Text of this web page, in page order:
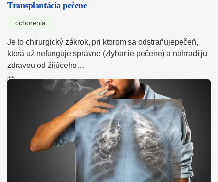
Transplantácia pečene
ochorenia
Je to chirurgický zákrok, pri ktorom sa odstraňujepečeň,
ktorá už nefunguje správne (zlyhanie pečene) a nahradí ju
zdravou od žijúceho…